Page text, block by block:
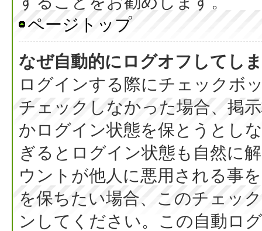
ページトップ
なぜ自動的にログオフしてし
ログインする際にチェックボ
チェックしなかった場合、掲
かログイン状態を保とうとし
ぎるとログイン状態も自然に
ウントが他人に悪用される事
を保ちたい場合、このチェッ
ンしてください。この自動ロ